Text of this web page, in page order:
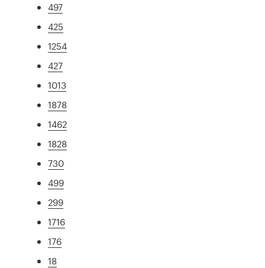
497
425
1254
427
1013
1878
1462
1828
730
499
299
1716
176
18